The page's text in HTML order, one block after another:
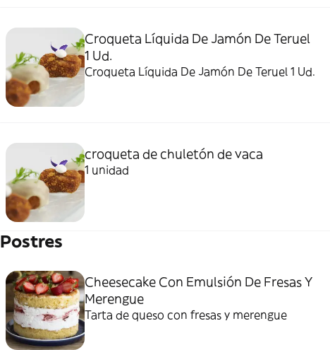
Croqueta Líquida De Jamón De Teruel
1 Ud.
Croqueta Líquida De Jamón De Teruel 1 Ud.
croqueta de chuletón de vaca
1 unidad
Postres
Cheesecake Con Emulsión De Fresas Y
Merengue
Tarta de queso con fresas y merengue